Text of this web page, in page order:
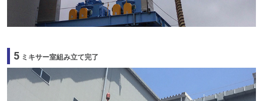
5 ミキサー室組み立て完了